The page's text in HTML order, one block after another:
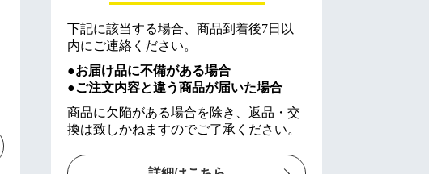
下記に該当する場合、商品到着後7日以
内にご連絡ください。
●お届け品に不備がある場合
●ご注文内容と違う商品が届いた場合
商品に欠陥がある場合を除き、返品・交
換は致しかねますのでご了承ください。